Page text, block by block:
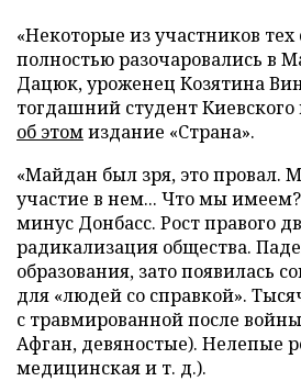
«Некоторые из участников
полностью разочаровались в
Дацюк, уроженец Козятина
тогдашний студент Киевского
об этомиздание «Страна».
«Майдан был зря, это провал.
участие в нем... Что мы
минус Донбасс. Рост правого
радикализация общества.
образования, зато появилась
для «людей со справкой».
с травмированной после
Афган, девяностые). Нелепые
медицинская и т. д.).